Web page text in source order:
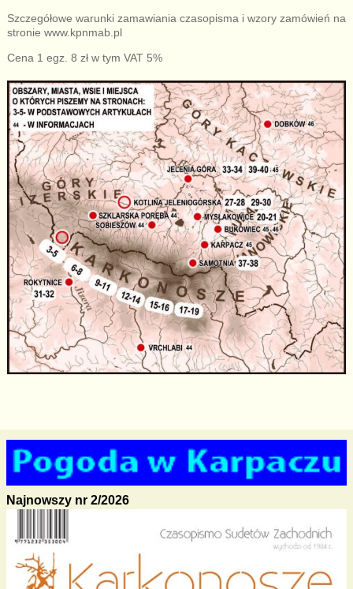
Szczegółowe warunki zamawiania czasopisma i wzory zamówień na
stronie www.kpnmab.pl
Cena 1 egz. 8 zł w tym VAT 5%
Najnowszy nr 2/2026